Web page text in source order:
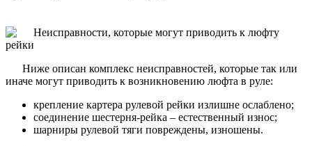
Ниже описан комплекс неисправностей, которые так или
иначе могут приводить к возникновению люфта в руле:
крепление картера рулевой рейки излишне ослаблено;
соединение шестерня-рейка – естественный износ;
шарниры рулевой тяги повреждены, изношены.